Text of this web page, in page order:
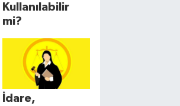
Kullanılabilir
mi?
İdare,